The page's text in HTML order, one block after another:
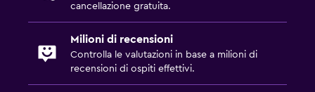
cancellazione gratuita.
Milioni di recensioni
Controlla le valutazioni in base a milioni di
recensioni di ospiti effettivi.